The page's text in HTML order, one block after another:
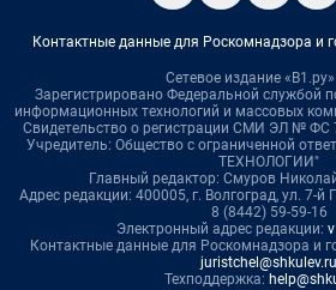
Контактные данные для Роскомнадзора и
Сетевое издание
Зарегистрировано Федеральной службой
информационных технологий и массовых
Свидетельство о регистрации СМИ ЭЛ № ФС
Учредитель: Общество с ограниченной
ТЕХНОЛОГИИ"
Главный редактор: Смуров
Адрес редакции: 400005, г. Волгоград, ул. 7-й
8 (8442) 59-59-16
Электронный адрес редакции:
Контактные данные для Роскомнадзора и
juristchel@shkulev.ru
Техподдержка: